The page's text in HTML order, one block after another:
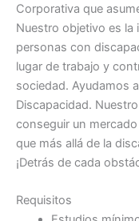
Corporativa que
Nuestro objetivo es la
personas con
lugar de trabajo y
sociedad. Ayudamos
Discapacidad.
conseguir un mercado
que más allá de la
¡Detrás de cada
Requisitos